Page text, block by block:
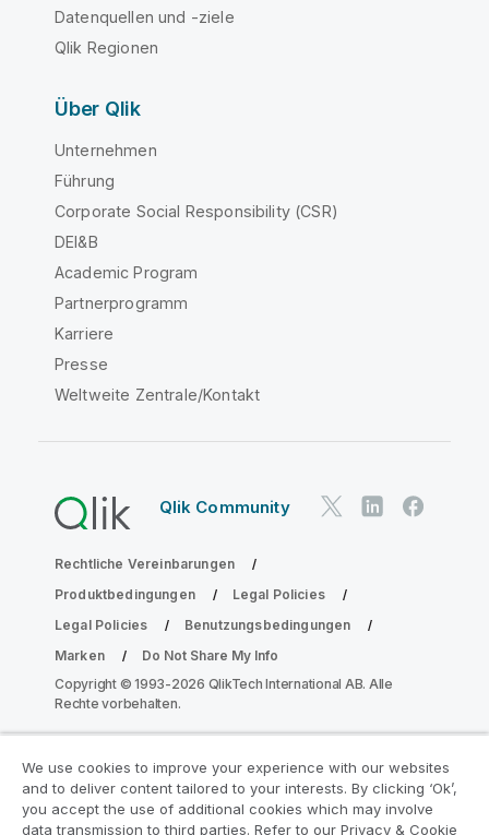
Datenquellen und -ziele
Qlik Regionen
Über Qlik
Unternehmen
Führung
Corporate Social Responsibility (CSR)
DEI&B
Academic Program
Partnerprogramm
Karriere
Presse
Weltweite Zentrale/Kontakt
Qlik Community
Rechtliche Vereinbarungen
Produktbedingungen
Legal Policies
Legal Policies
Benutzungsbedingungen
Marken
Do Not Share My Info
Copyright © 1993-2026 QlikTech International AB. Alle
Rechte vorbehalten.
Nehmen Sie am Analyse-
Modernisierungsprogramm teil
We use cookies to improve your experience with our websites
and to deliver content tailored to your interests. By clicking ‘Ok’,
you accept the use of additional cookies which may involve
data transmission to third parties. Refer to our Privacy & Cookie